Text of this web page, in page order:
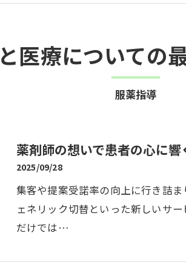
医療についての
服薬指導
薬剤師の想いで患者の心に響
2025/09/28
集客や提案受諾率の向上に行き詰
ェネリック切替といった新しいサ
だけでは…